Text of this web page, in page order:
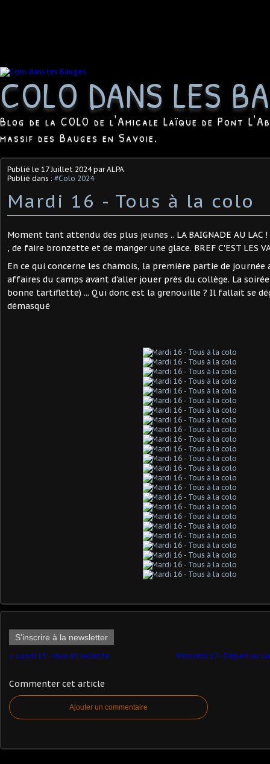
COLO DANS LES
Blog de la COLO de l'Amicale Laïque de Pont
massif des Bauges en Savoie.
Publié le 17 Juillet 2024par ALPA
Publié dans : #Colo 2024
Mardi 16 - Tous à la colo
Moment tant attendu des plus jeunes .. LA BAIGNADE AU LAC
, de faire bronzette et de manger une glace. BREF C'EST LES
En ce qui concerne les chamois, la première partie de journée
affaires du camps avant d'aller jouer près du collège. La
bonne tartiflette) ... Qui donc est la grenouille ? Il fallait se
démasqué
S'inscrire à la newsletter
Lundi 15 - Jeux et raclette Mercredi 17 - Départ au
Commenter cet article
Ajouter un commentaire